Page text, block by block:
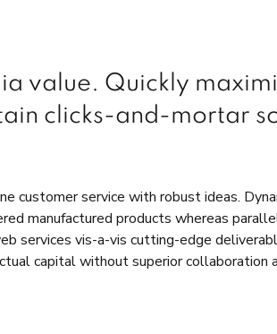
value. Quickly
clicks-and-mortar
customer service with robust ideas.
manufactured products whereas
services vis-a-vis cutting-edge
capital without superior collaboration